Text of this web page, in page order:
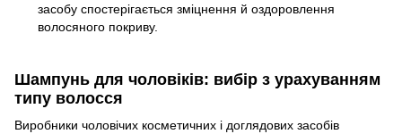
засобу спостерігається зміцнення й оздоровлення
волосяного покриву.
Шампунь для чоловіків: вибір з урахуванням
типу волосся
Виробники чоловічих косметичних і доглядових засобів